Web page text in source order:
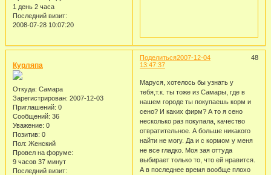
1 день 2 часа
Последний визит:
2008-07-28 10:07:20
Поделиться 48
2007-12-04
13:47:37
Курляпа
Откуда: Самара
Зарегистрирован: 2007-12-03
Приглашений: 0
Сообщений: 36
Уважение: 0
Позитив: 0
Пол: Женский
Провел на форуме:
9 часов 37 минут
Последний визит:
Маруся, хотелось бы узнать у
тебя,т.к. ты тоже из Самары, где в
нашем городе ты покупаешь корм и
сено? И каких фирм? А то я сено
несколько раз покупала, качество
отвратительное. А больше никакого
найти не могу. Да и с кормом у меня
не все гладко. Моя зая оттуда
выбирает только то, что ей нравится.
А в последнее время вообще плохо